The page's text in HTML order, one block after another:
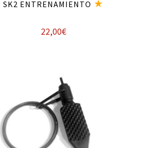
SK2 ENTRENAMIENTO
22,00€